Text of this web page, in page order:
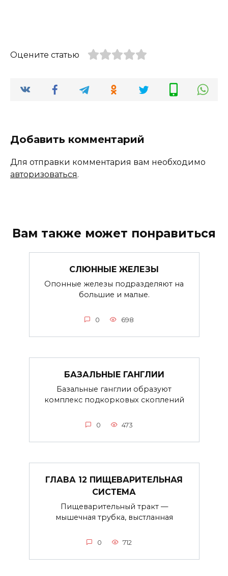
Оцените статью
Добавить комментарий
Для отправки комментария вам необходимо
авторизоваться.
Вам также может понравиться
СЛЮННЫЕ ЖЕЛЕЗЫ
Опонные железы подразделяют на
большие и малые.
0 698
БАЗАЛЬНЫЕ ГАНГЛИИ
Базальные ганглии образуют
комплекс подкорковых скоплений
0 473
ГЛАВА 12 ПИЩЕВАРИТЕЛЬНАЯ
СИСТЕМА
Пищеварительный тракт —
мышечная трубка, выстланная
0 712